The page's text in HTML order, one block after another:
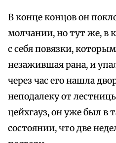
В конце концов он
молчании, но тут же, в
с себя повязки,
незажившая рана, и
через час его нашла
неподалеку от
цейхгауз, он уже был в
состоянии, что две